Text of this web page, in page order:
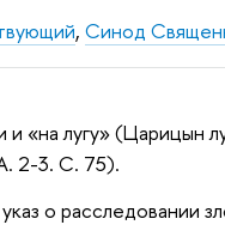
,Синод
«на лугу» (Царицын
2-3. С. 75).
о расследовании